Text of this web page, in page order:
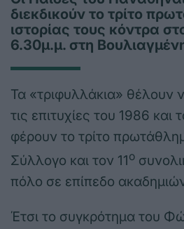
διεκδικούν το τρίτο
ιστορίας τους κόντρα
6.30μ.μ. στη
Τα «τριφυλλάκια» θέλουν
τις επιτυχίες του 1986 και
φέρουν το τρίτο
Σύλλογο και τον 11ο
πόλο σε επίπεδο
Έτσι το συγκρότημα του